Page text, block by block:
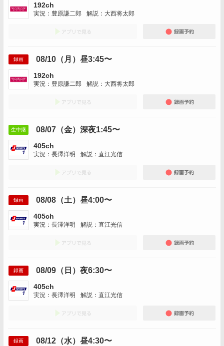
192ch
実況：豊原謙二郎 解説：大西将太郎
録画 08/10（月）昼3:45〜
192ch
実況：豊原謙二郎 解説：大西将太郎
生中継 08/07（金）深夜1:45〜
405ch
実況：長澤洋明 解説：直江光信
録画 08/08（土）昼4:00〜
405ch
実況：長澤洋明 解説：直江光信
録画 08/09（日）夜6:30〜
405ch
実況：長澤洋明 解説：直江光信
録画 08/12（水）昼4:30〜